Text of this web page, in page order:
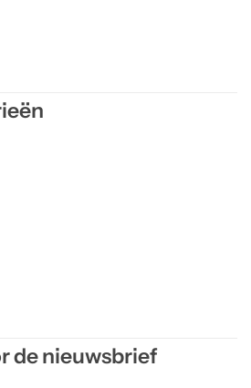
de nieuwsbrief